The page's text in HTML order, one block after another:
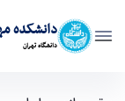
دانشکده
دانشگاه تهران